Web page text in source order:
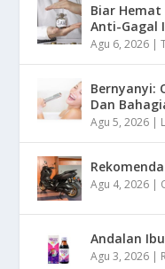
Biar
Anti-Gagal
Agu 6, 2026 |
Bernyanyi:
Dan
Agu 5, 2026 |
Agu 4, 2026 |
Andalan
Agu 3, 2026 |